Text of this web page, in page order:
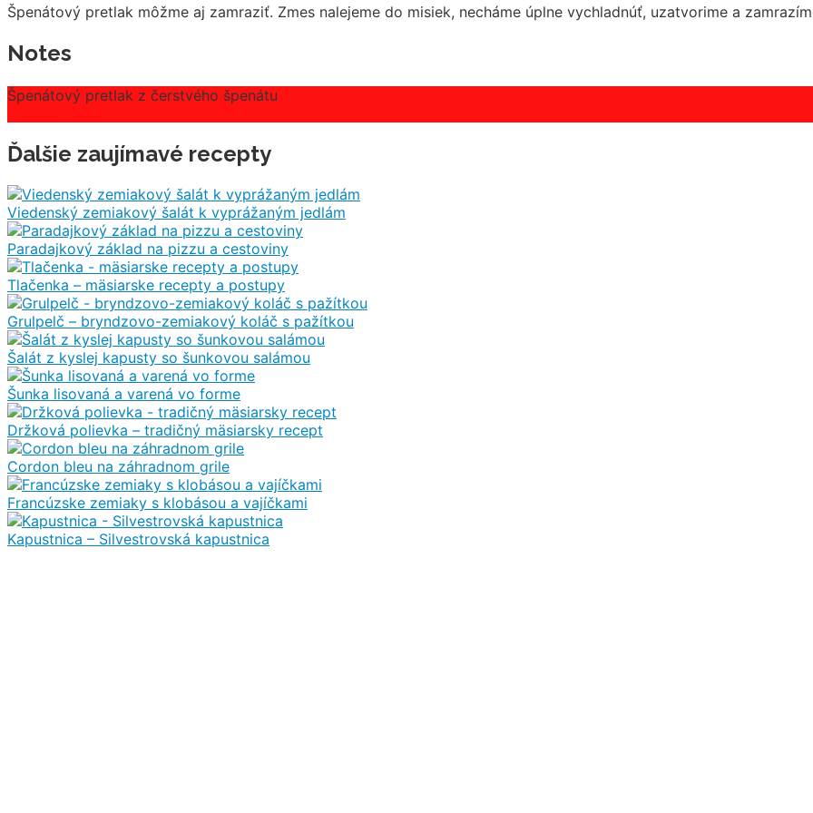
Špenátový pretlak môžme aj zamraziť. Zmes nalejeme do misiek, necháme úplne vychladnúť, uzatvorime a
Notes
Špenátový pretlak z čerstvého špenátu
Ďalšie zaujímavé recepty
Viedenský zemiakový šalát k vyprážaným jedlám
Paradajkový základ na pizzu a cestoviny
Tlačenka – mäsiarske recepty a postupy
Grulpelč – bryndzovo-zemiakový koláč s pažítkou
Šalát z kyslej kapusty so šunkovou salámou
Šunka lisovaná a varená vo forme
Držková polievka – tradičný mäsiarsky recept
Cordon bleu na záhradnom grile
Francúzske zemiaky s klobásou a vajíčkami
Kapustnica – Silvestrovská kapustnica